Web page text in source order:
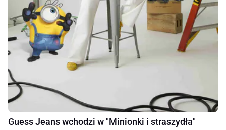
Guess Jeans wchodzi w "Minionki i straszydła"